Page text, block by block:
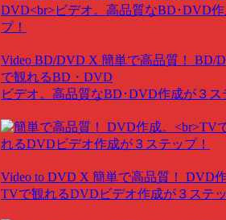
Video BD/DVD X 簡単で高品質！ BD/
で観れるBD・DVD
ビデオ。高品質なBD･DVD作成が３ス
Video to DVD X 簡単で高品質！ DVD
TVで観れるDVDビデオ作成が３ステ